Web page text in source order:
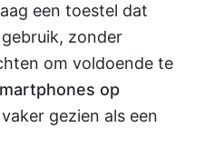
een toestel dat
zonder
om voldoende te
op
gezien als een